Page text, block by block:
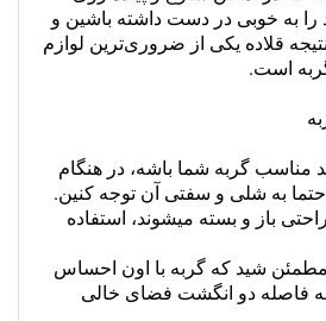
را به خوبی در دست داشته باشین و
قلاده یکی از ضروری‌ترین لوازم
است.
مناسب گربه شما باشه، در هنگام
حتما به شلی و سفتی آن توجه کنین.
باز و بسته میشوند، استفاده
مطمئن شید که گربه با اون احساس
به فاصله دو انگشت فضای خالی